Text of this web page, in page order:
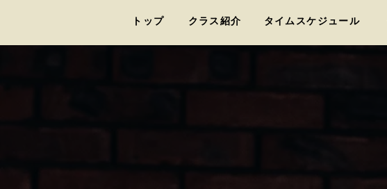
トップ クラス紹介 タイムスケジュール